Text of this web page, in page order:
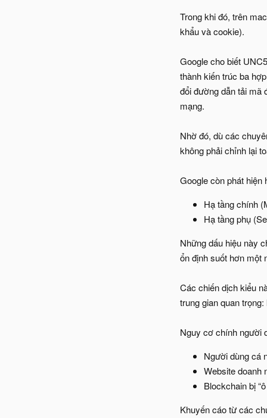
Trong khi đó, trên
khẩu và cookie).
Google cho biết
thành kiến trúc ba
đổi đường dẫn tải mã
mạng.
Nhờ đó, dù các
không phải chỉnh lại
Google còn phát hiện
Hạ tầng chính
Hạ tầng phụ
Những dấu hiệu này
ổn định suốt hơn một
Các chiến dịch kiểu
trung gian quan
Nguy cơ chính người
Người dùng cá
Website doanh
Blockchain bị
Khuyến cáo từ các